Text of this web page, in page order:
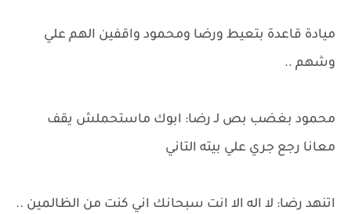
ميادة قاعدة بتعيط ورضا ومحمود واقفين الهم علي
وشهم ..
محمود بغضب بص لـ رضا: ابوك ماستحملش يقف
معانا رجع جري علي بيته التاني
اتنهد رضا: لا اله الا انت سبحانك اني كنت من الظالمين ..